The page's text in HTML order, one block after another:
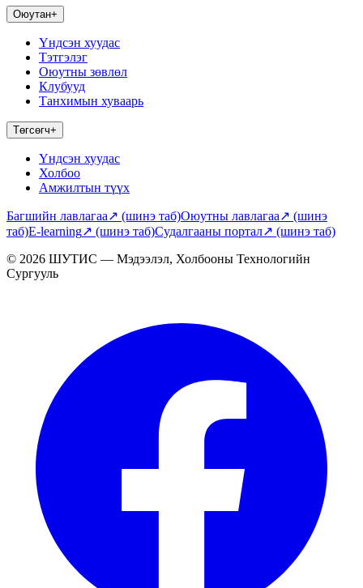
Оюутан+
Үндсэн хуудас
Тэтгэлэг
Оюутны зөвлөл
Клубууд
Танхимын хуваарь
Төгсөгч+
Үндсэн хуудас
Холбоо
Амжилтын түүх
Багшийн лавлагаа↗ (шинэ таб)Оюутны лавлагаа↗ (шинэ
таб)E-learning↗ (шинэ таб)Судалгааны портал↗ (шинэ таб)
© 2026 ШУТИС — Мэдээлэл, Холбооны Технологийн
Сургууль